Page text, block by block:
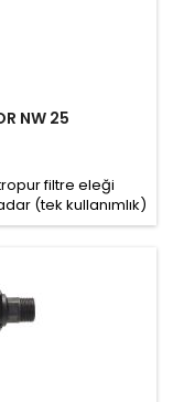
NW 25
filtre eleği
(tek kullanımlık)
kadar (yıkanabilir)